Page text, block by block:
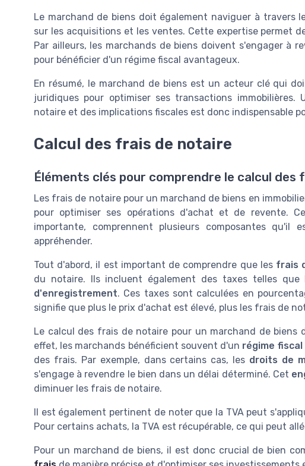
Le marchand de biens doit également naviguer à travers
sur les acquisitions et les ventes. Cette expertise permet
Par ailleurs, les marchands de biens doivent s'engager à
pour bénéficier d'un régime fiscal avantageux.
En résumé, le marchand de biens est un acteur clé qui
juridiques pour optimiser ses transactions immobilières.
notaire et des implications fiscales est donc indispensable
Calcul des frais de notaire
Éléments clés pour comprendre le calcul des
Les frais de notaire pour un marchand de biens en
pour optimiser ses opérations d'achat et de revente.
importante, comprennent plusieurs composantes qu'il
appréhender.
Tout d'abord, il est important de comprendre que les frais
du notaire. Ils incluent également des taxes telles que
d'enregistrement. Ces taxes sont calculées en
signifie que plus le prix d'achat est élevé, plus les frais de
Le calcul des frais de notaire pour un marchand de biens
effet, les marchands bénéficient souvent d'un régime fiscal
des frais. Par exemple, dans certains cas, les droits de
s'engage à revendre le bien dans un délai déterminé. Cet
diminuer les frais de notaire.
Il est également pertinent de noter que la TVA peut
Pour certains achats, la TVA est récupérable, ce qui peut
Pour un marchand de biens, il est donc crucial de bien